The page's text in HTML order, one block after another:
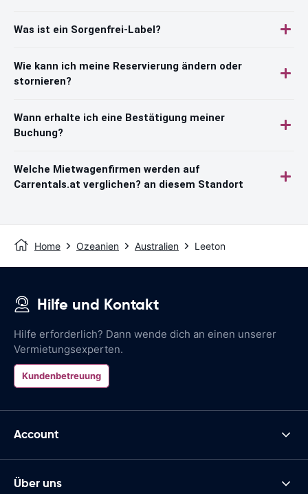
Was ist ein Sorgenfrei-Label?
Wie kann ich meine Reservierung ändern oder
stornieren?
Wann erhalte ich eine Bestätigung meiner
Buchung?
Welche Mietwagenfirmen werden auf
Carrentals.at verglichen? an diesem Standort
Home Ozeanien Australien Leeton
Hilfe und Kontakt
Hilfe erforderlich? Dann wende dich an einen unserer
Vermietungsexperten.
Kundenbetreuung
Account
Über uns